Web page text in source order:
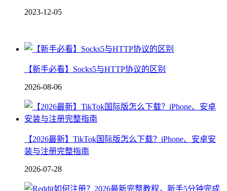
2023-12-05
【新手必看】Socks5与HTTP协议的区别
2026-08-06
【2026最新】TikTok国际版怎么下载？iPhone、安卓安
装与注册完整指南
2026-07-28